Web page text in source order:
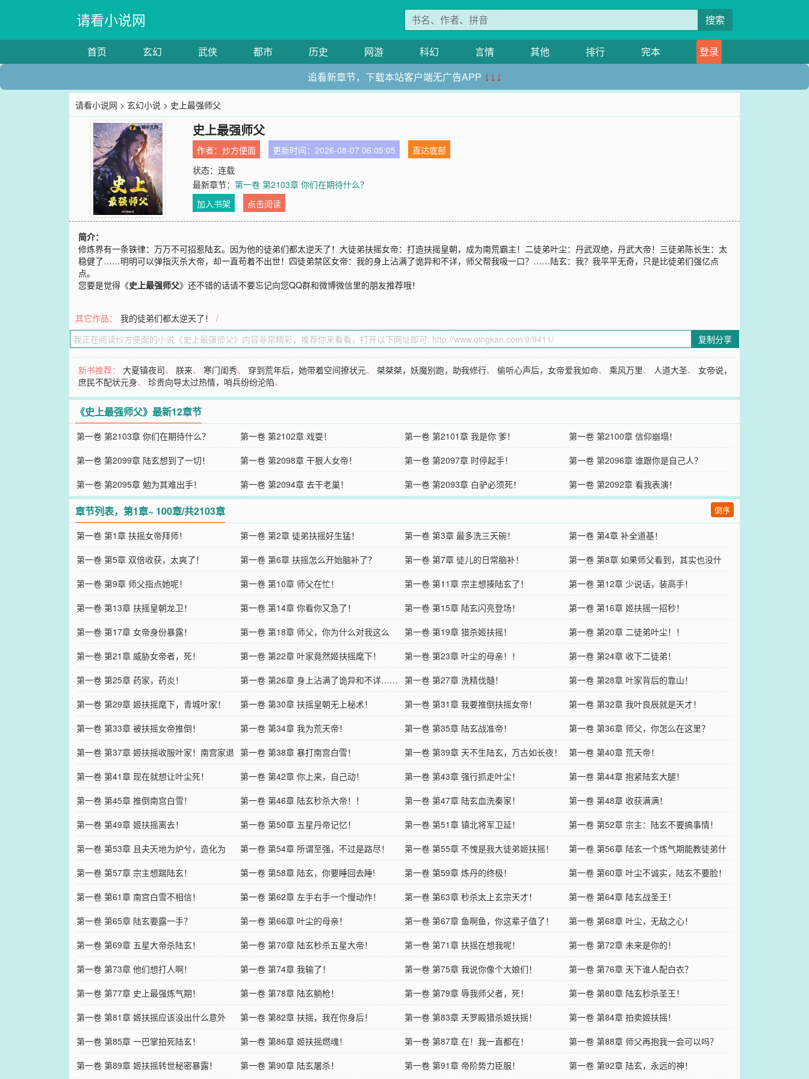
请看小说网 搜索
首页 玄幻 武侠 都市 历史 网游 科幻 言情 其他 排行 完本
登录
追看新章节，下载本站客户端无广告APP ↓↓↓
请看小说网 >玄幻小说 > 史上最强师父
史上最强师父
作者：炒方便面 更新时间：2026-08-07 06:05:05
直达底部
状态：连载
最新章节：第一卷 第2103章 你们在期待什么？
加入书架
点击阅读
简介：
修炼界有一条铁律：万万不可招惹陆玄。因为他的徒弟们都太逆天了！大徒弟扶摇女帝：打造扶摇皇朝，成为南荒霸主！二徒弟叶尘：丹武双绝，丹武大帝！三徒弟陈长生：太
稳健了……明明可以弹指灭杀大帝，却一直苟着不出世！四徒弟禁区女帝：我的身上沾满了诡异和不详，师父帮我吸一口？……陆玄：我？我平平无奇，只是比徒弟们强亿点
点。
您要是觉得《史上最强师父》还不错的话请不要忘记向您QQ群和微博微信里的朋友推荐哦！
其它作品： 我的徒弟们都太逆天了！
/
复制分享
新书推荐：大夏镇夜司、 朕来、寒门闺秀、 穿到荒年后，她带着空间撩状元、桀桀桀，妖魔别跑，助我修行、偷听心声后，女帝爱我如命、 乘风万里、 人道大圣、女帝说，
庶民不配状元身、珍贵向导太过热情，哨兵纷纷沦陷、
《史上最强师父》最新12章节
第一卷 第2103章 你们在期待什么？ 第一卷 第2102章 戏耍！ 第一卷 第2101章 我是你 爹！
第一卷 第2100章 信仰崩塌！
第一卷 第2099章 陆玄想到了一切！
第一卷 第2098章 干狠人女帝！ 第一卷 第2097章 时停起手！
第一卷 第2096章 谁跟你是自己人？
第一卷 第2095章 勉为其难出手！
第一卷 第2094章 去干老巢！ 第一卷 第2093章 白驴必须死！ 第一卷 第2092章 看我表演！
章节列表，第1章~ 100章/共2103章 倒序
第一卷 第1章 扶摇女帝拜师！ 第一卷 第2章 徒弟扶摇好生猛！ 第一卷 第3章 最多洗三天碗！
第一卷 第4章 补全道基！
第一卷 第5章 双倍收获，太爽了！
第一卷 第6章 扶摇怎么开始脑补了？ 第一卷 第7章 徒儿的日常脑补！
第一卷 第8章 如果师父看到，其实也没什
么！
第一卷 第9章 师父指点她呢！ 第一卷 第10章 师父在忙！ 第一卷 第11章 宗主想揍陆玄了！
第一卷 第12章 少说话，装高手！
第一卷 第13章 扶摇皇朝龙卫！
第一卷 第14章 你看你又急了！ 第一卷 第15章 陆玄闪亮登场！
第一卷 第16章 姬扶摇一招秒！
第一卷 第17章 女帝身份暴露！
第一卷 第18章 师父，你为什么对我这么
好？
第一卷 第19章 猎杀姬扶摇！
第一卷 第20章 二徒弟叶尘！！
第一卷 第21章 威胁女帝者，死！
第一卷 第22章 叶家竟然姬扶摇麾下！ 第一卷 第23章 叶尘的母亲！！
第一卷 第24章 收下二徒弟！
第一卷 第25章 药家，药炎！
第一卷 第26章 身上沾满了诡异和不详…… 第一卷 第27章 洗精伐髓！
第一卷 第28章 叶家背后的靠山！
第一卷 第29章 姬扶摇麾下，青城叶家！
第一卷 第30章 扶摇皇朝无上秘术！ 第一卷 第31章 我要推倒扶摇女帝！
第一卷 第32章 我叶良辰就是天才！
第一卷 第33章 被扶摇女帝推倒！
第一卷 第34章 我为荒天帝！ 第一卷 第35章 陆玄战准帝！
第一卷 第36章 师父，你怎么在这里？
第一卷 第37章 姬扶摇收服叶家！南宫家退
婚！
第一卷 第38章 暴打南宫白雪！ 第一卷 第39章 天不生陆玄，万古如长夜！
第一卷 第40章 荒天帝！
第一卷 第41章 现在就想让叶尘死！
第一卷 第42章 你上来，自己动！ 第一卷 第43章 强行抓走叶尘！
第一卷 第44章 抱紧陆玄大腿！
第一卷 第45章 推倒南宫白雪！
第一卷 第46章 陆玄秒杀大帝！！ 第一卷 第47章 陆玄血洗秦家！
第一卷 第48章 收获满满！
第一卷 第49章 姬扶摇离去！
第一卷 第50章 五星丹帝记忆！ 第一卷 第51章 镇北将军卫延！
第一卷 第52章 宗主：陆玄不要搞事情！
第一卷 第53章 且夫天地为炉兮，造化为
工！
第一卷 第54章 所谓至强，不过是路尽！ 第一卷 第55章 不愧是我大徒弟姬扶摇！
第一卷 第56章 陆玄一个炼气期能教徒弟什
么？
第一卷 第57章 宗主想踹陆玄！ 第一卷 第58章 陆玄，你要睡回去睡! 第一卷 第59章 炼丹的终极！
第一卷 第60章 叶尘不诚实，陆玄不要脸！
第一卷 第61章 南宫白雪不相信！
第一卷 第62章 左手右手一个慢动作！ 第一卷 第63章 秒杀太上玄宗天才！
第一卷 第64章 陆玄战圣王！
第一卷 第65章 陆玄要露一手？
第一卷 第66章 叶尘的母亲！ 第一卷 第67章 鱼啊鱼，你这辈子值了！
第一卷 第68章 叶尘，无敌之心！
第一卷 第69章 五星大帝杀陆玄！
第一卷 第70章 陆玄秒杀五星大帝！ 第一卷 第71章 扶摇在想我呢！
第一卷 第72章 未来是你的！
第一卷 第73章 他们想打人啊！
第一卷 第74章 我输了！ 第一卷 第75章 我说你像个大娘们！
第一卷 第76章 天下谁人配白衣？
第一卷 第77章 史上最强炼气期！
第一卷 第78章 陆玄躺枪！ 第一卷 第79章 辱我师父者，死！
第一卷 第80章 陆玄秒杀圣王！
第一卷 第81章 姬扶摇应该没出什么意外
吧？
第一卷 第82章 扶摇，我在你身后！ 第一卷 第83章 天罗殿猎杀姬扶摇！
第一卷 第84章 拍卖姬扶摇！
第一卷 第85章 一巴掌拍死陆玄！
第一卷 第86章 姬扶摇燃魂！ 第一卷 第87章 在！我一直都在！
第一卷 第88章 师父再抱我一会可以吗？
第一卷 第89章 姬扶摇转世秘密暴露！
第一卷 第90章 陆玄屠杀！ 第一卷 第91章 帝阶势力臣服！ 第一卷 第92章 陆玄，永远的神！